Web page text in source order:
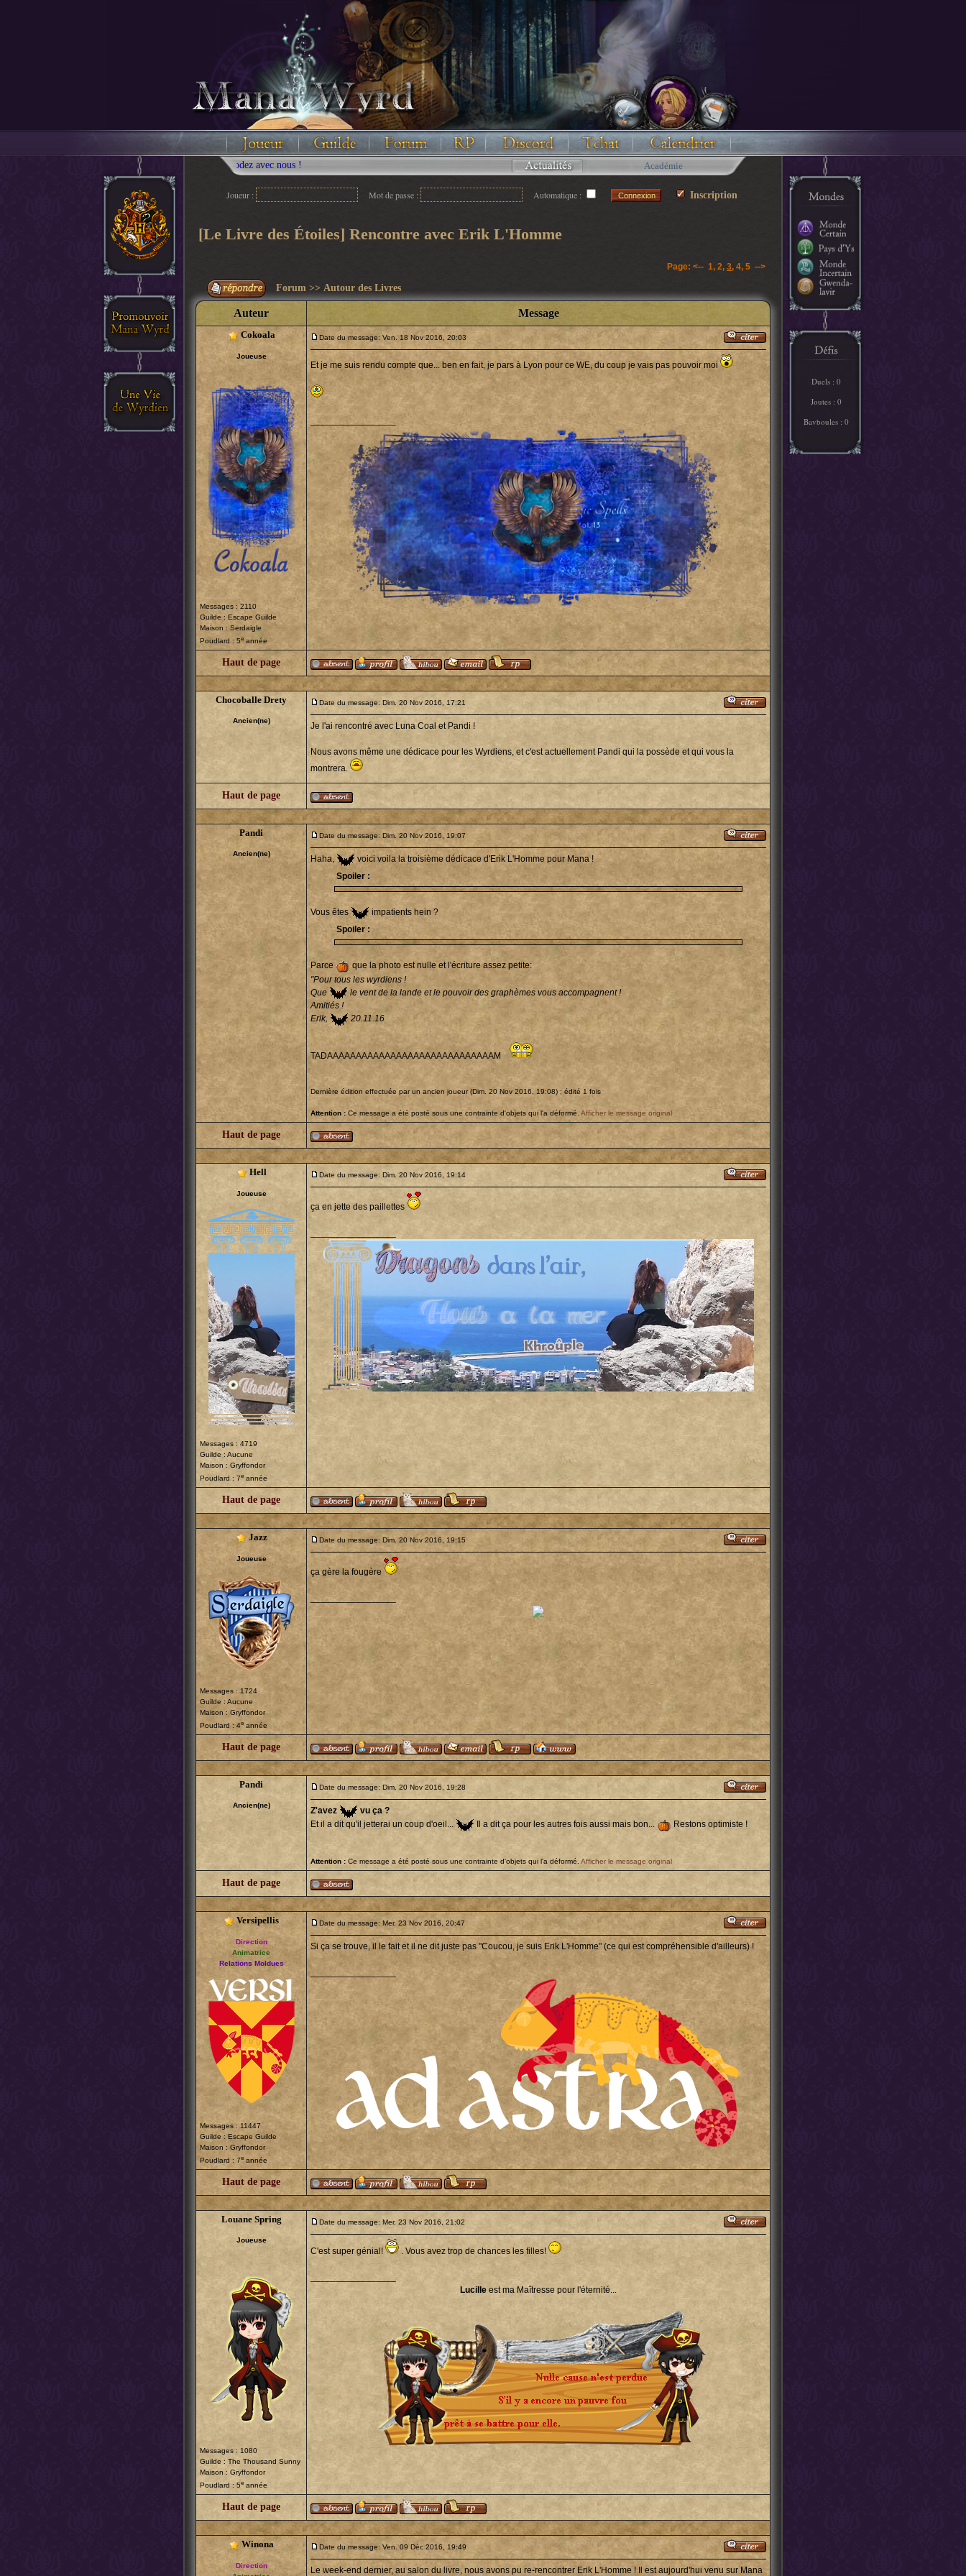
Duels : 0
Joutes : 0
Bavboules : 0
Floodez avec nous ! Académie
Joueur : Mot de passe : Automatique : Inscription
[Le Livre des Étoiles] Rencontre avec Erik L'Homme
Page: <-- 1, 2, 3, 4, 5 -->
Forum >> Autour des Livres
Auteur Message
Cokoala
Joueuse
Messages : 2110
Guilde : Escape Guilde
Maison : Serdaigle
Poudlard : 5e année
Date du message: Ven. 18 Nov 2016, 20:03
Et je me suis rendu compte que... ben en fait, je pars à Lyon pour ce WE, du coup je vais pas pouvoir moi
_________________
Haut de page
Chocoballe Drety
Ancien(ne)
Date du message: Dim. 20 Nov 2016, 17:21
Je l'ai rencontré avec Luna Coal et Pandi !
Nous avons même une dédicace pour les Wyrdiens, et c'est actuellement Pandi qui la possède et qui vous la
montrera.
Haut de page
Pandi
Ancien(ne)
Date du message: Dim. 20 Nov 2016, 19:07
Haha,
voici voila la troisième dédicace d'Erik L'Homme pour Mana !
Spoiler :
Vous êtes
impatients hein ?
Spoiler :
Parce
que la photo est nulle et l'écriture assez petite:
"Pour tous les wyrdiens !
Que
le vent de la lande et le pouvoir des graphèmes vous accompagnent !
Amitiés !
Erik,
20.11.16
TADAAAAAAAAAAAAAAAAAAAAAAAAAAAAAM
Dernière édition effectuée par un ancien joueur (Dim. 20 Nov 2016, 19:08) ; édité 1 fois
Attention : Ce message a été posté sous une contrainte d'objets qui l'a déformé. Afficher le message original
Haut de page
Hell
Joueuse
Messages : 4719
Guilde : Aucune
Maison : Gryffondor
Poudlard : 7e année
Date du message: Dim. 20 Nov 2016, 19:14
ça en jette des paillettes
_________________
Haut de page
Jazz
Joueuse
Messages : 1724
Guilde : Aucune
Maison : Gryffondor
Poudlard : 4e année
Date du message: Dim. 20 Nov 2016, 19:15
ça gère la fougère
_________________
Haut de page
Pandi
Ancien(ne)
Date du message: Dim. 20 Nov 2016, 19:28
Z'avez
vu ça ?
Et il a dit qu'il jetterai un coup d'oeil...
Il a dit ça pour les autres fois aussi mais bon... Restons optimiste !
Attention : Ce message a été posté sous une contrainte d'objets qui l'a déformé. Afficher le message original
Haut de page
Versipellis
Direction
Animatrice
Relations Moldues
Messages : 11447
Guilde : Escape Guilde
Maison : Gryffondor
Poudlard : 7e année
Date du message: Mer. 23 Nov 2016, 20:47
Si ça se trouve, il le fait et il ne dit juste pas "Coucou, je suis Erik L'Homme" (ce qui est compréhensible d'ailleurs) !
_________________
Haut de page
Louane Spring
Joueuse
Messages : 1080
Guilde : The Thousand Sunny
Maison : Gryffondor
Poudlard : 5e année
Date du message: Mer. 23 Nov 2016, 21:02
C'est super génial! . Vous avez trop de chances les filles!
_________________
Lucille est ma Maîtresse pour l'éternité...
Haut de page
Winona
Direction
Date du message: Ven. 09 Déc 2016, 19:49
Le week-end dernier, au salon du livre, nous avons pu re-rencontrer Erik L'Homme ! Il est aujourd'hui venu sur Mana